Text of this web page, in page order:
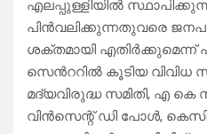
എലപ്പുള്ളിയിൽ
പിൻവലിക്കുന്നതുവരെ
ശക്തമായി എതിർക്കുമെന്ന്
സെൻററിൽ കൂടിയ വിവിധ
മദ്യവിരുദ്ധ സമിതി, എ കെ
വിൻസെന്റ് ഡി പോൾ,